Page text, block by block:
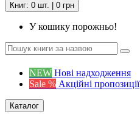
Книг: 0 шт. | 0 грн
У кошику порожньо!
NEW Нові надходження
Sale % Акційні пропозиції
Каталог